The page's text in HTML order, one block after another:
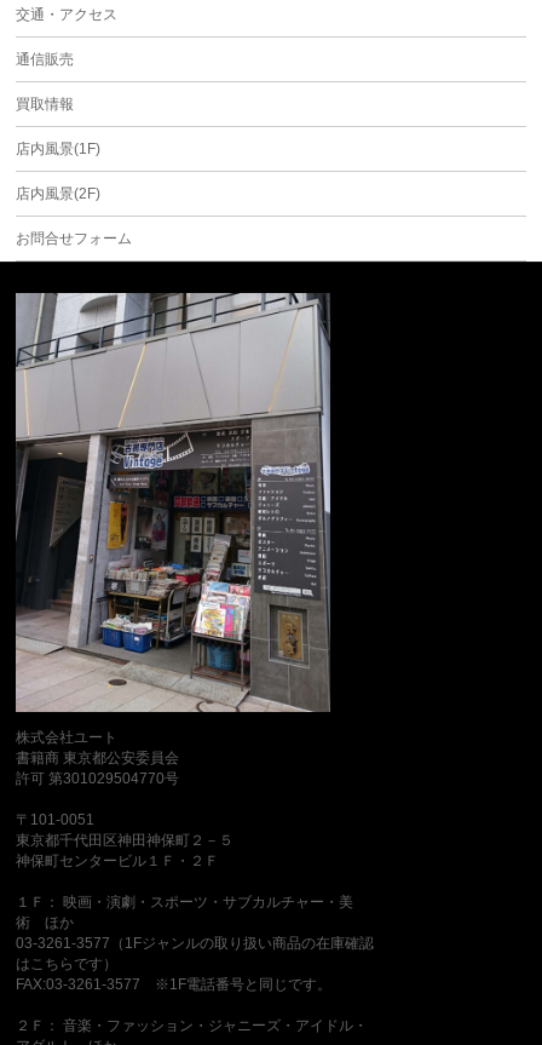
交通・アクセス
通信販売
買取情報
店内風景(1F)
店内風景(2F)
お問合せフォーム
株式会社ユート
書籍商 東京都公安委員会
許可 第301029504770号
〒101-0051
東京都千代田区神田神保町２－５
神保町センタービル１Ｆ・２Ｆ
１Ｆ： 映画・演劇・スポーツ・サブカルチャー・美
術 ほか
03-3261-3577（1Fジャンルの取り扱い商品の在庫確認
はこちらです）
FAX:03-3261-3577 ※1F電話番号と同じです。
２Ｆ： 音楽・ファッション・ジャニーズ・アイドル・